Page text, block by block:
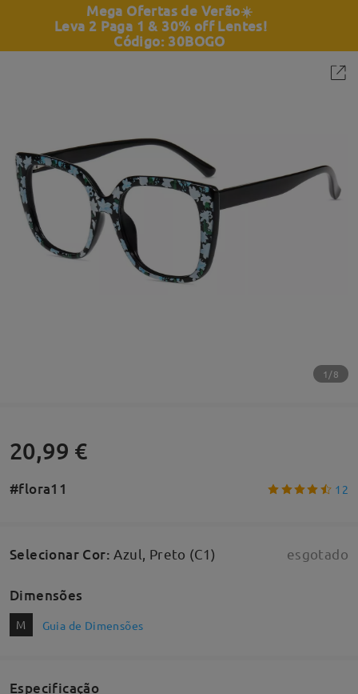
Mega Ofertas de Verão☀️
Leva 2 Paga 1 & 30% off Lentes!
Código: 30BOGO
1/8
20,99 €
#flora11 12
Selecionar Cor:Azul, Preto (C1) esgotado
Dimensões
M Guia de Dimensões
Especificação